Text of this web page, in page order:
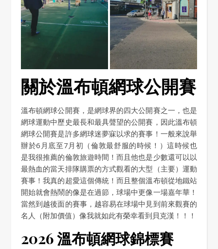
關於溫布頓網球公開賽
溫布頓網球公開賽，是網球界的四大公開賽之一，也是
網球運動中歷史最長和最具聲望的公開賽，因此溫布頓
網球公開賽是許多網球迷夢寐以求的賽事！一般來說舉
辦於6月底至7月初（倫敦最舒服的時候！）這時候也
是我很推薦的倫敦旅遊時間！而且他也是少數還可以以
最熱血的當天排隊購票的方式觀看的大型（主要）運動
賽事！我真的超愛這個傳統！而且整個溫布頓從地鐵站
開始就會熱鬧的像是在過節，球場中更像一場嘉年華！
當然到越後面的賽事，越容易在球場中見到前來觀賽的
名人（附加價值）像我就如此有榮幸看到貝克漢！！！
2026 溫布頓網球錦標賽